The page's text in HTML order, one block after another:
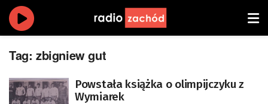
Tag: zbigniew gut
Powstała książka o olimpijczyku z
Wymiarek